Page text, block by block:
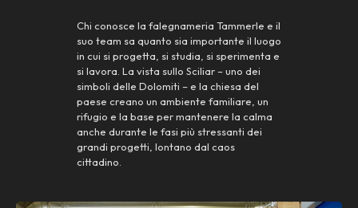
Chi conosce la falegnameria Tammerle e il
suo team sa quanto sia importante il luogo
in cui si progetta, si studia, si sperimenta e
si lavora. La vista sullo Sciliar – uno dei
simboli delle Dolomiti – e la chiesa del
paese creano un ambiente familiare, un
rifugio e la base per mantenere la calma
anche durante le fasi più stressanti dei
grandi progetti, lontano dal caos
cittadino.